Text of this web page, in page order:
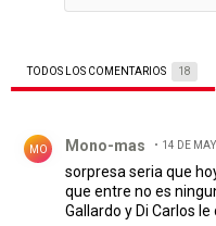
TODOS LOS COMENTARIOS 18
MO Mono-mas 14 DE
sorpresa seria que
que entre no es
Gallardo y Di Carlos le